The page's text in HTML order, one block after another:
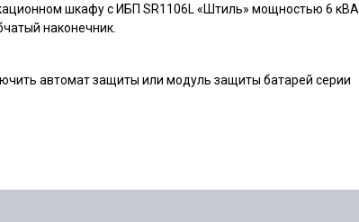
шкафу с ИБП SR1106L «Штиль» мощностью 6 кВА.
наконечник.
автомат защиты или модуль защиты батарей серии